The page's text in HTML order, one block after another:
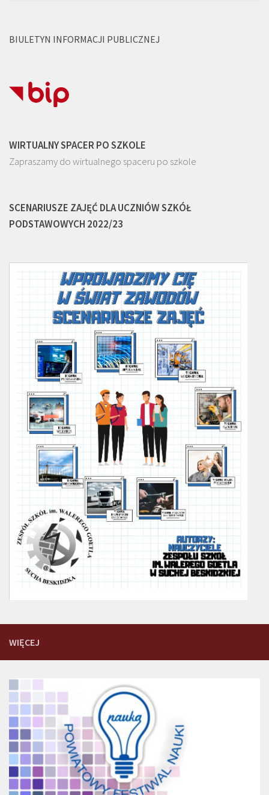
BIULETYN INFORMACJI PUBLICZNEJ
WIRTUALNY SPACER PO SZKOLE
Zapraszamy do wirtualnego spaceru po szkole
SCENARIUSZE ZAJĘĆ DLA UCZNIÓW SZKÓŁ
PODSTAWOWYCH 2022/23
WIĘCEJ